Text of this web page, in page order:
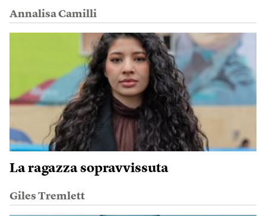
Annalisa Camilli
La ragazza sopravvissuta
Giles Tremlett